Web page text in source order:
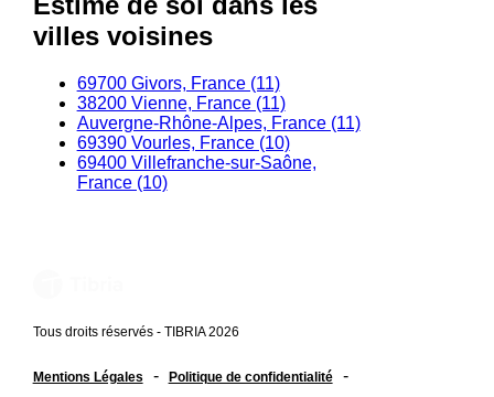
villes voisines
69700 Givors, France (11)
38200 Vienne, France (11)
Auvergne-Rhône-Alpes, France (11)
69390 Vourles, France (10)
69400 Villefranche-sur-Saône,
France (10)
Tous droits réservés - TIBRIA 2026
Mentions Légales - Politique de confidentialité -